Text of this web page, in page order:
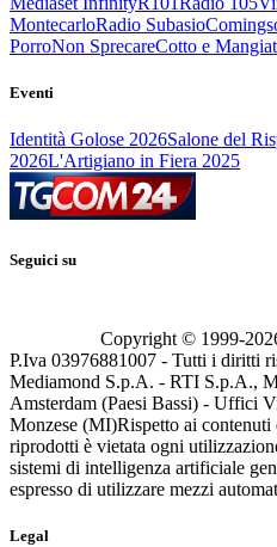
MontecarloRadio Subasio
PorroNon SprecareCotto e
Eventi
Identità Golose 2026Salone del
2026L'Artigiano in Fiera 2025
Seguici su
Copyright © 1999-
P.Iva 03976881007 - Tutti i diritti
Mediamond S.p.A. - RTI S.p.A.,
Amsterdam (Paesi Bassi) - Uffici
Monzese (MI)Rispetto ai contenuti
riprodotti è vietata ogni
sistemi di intelligenza artificiale
espresso di utilizzare mezzi
Legal